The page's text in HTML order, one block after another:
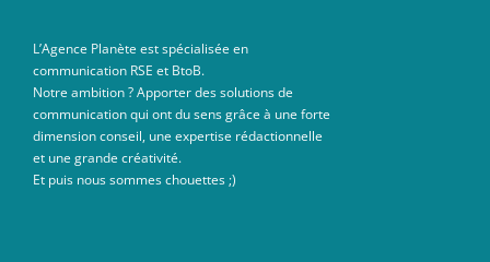
L’Agence Planète est spécialisée en
communication RSE et BtoB.
Notre ambition ? Apporter des solutions de
communication qui ont du sens grâce à une forte
dimension conseil, une expertise rédactionnelle
et une grande créativité.
Et puis nous sommes chouettes ;)